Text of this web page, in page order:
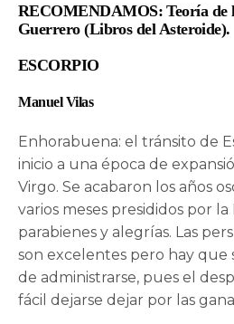
RECOMENDAMOS: Teoría de
Guerrero (Libros del Asteroide).
ESCORPIO
Manuel Vilas
Enhorabuena: el tránsito de
inicio a una época de
Virgo. Se acabaron los años
varios meses presididos por
parabienes y alegrías. Las
son excelentes pero hay que
de administrarse, pues el
fácil dejarse dejar por las